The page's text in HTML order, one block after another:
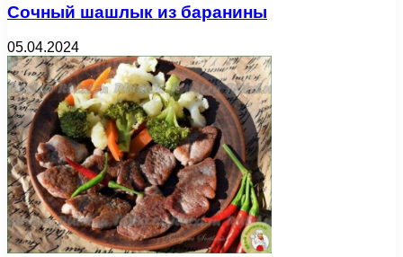
Сочный шашлык из баранины
05.04.2024